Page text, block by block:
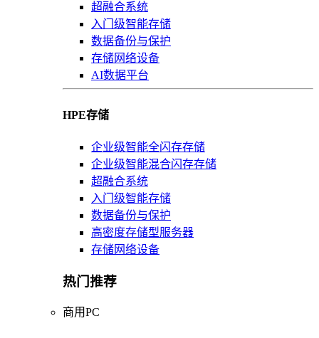
超融合系统
入门级智能存储
数据备份与保护
存储网络设备
AI数据平台
HPE存储
企业级智能全闪存存储
企业级智能混合闪存存储
超融合系统
入门级智能存储
数据备份与保护
高密度存储型服务器
存储网络设备
热门推荐
商用PC